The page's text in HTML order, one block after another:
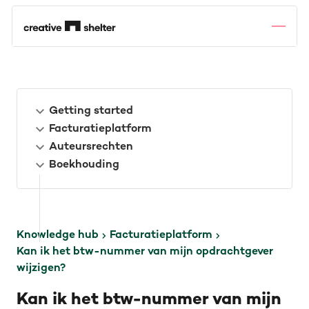
Getting started
Facturatieplatform
Auteursrechten
Boekhouding
Knowledge hub
Facturatieplatform
Kan ik het btw-nummer van mijn opdrachtgever
wijzigen?
Kan ik het btw-nummer van mijn